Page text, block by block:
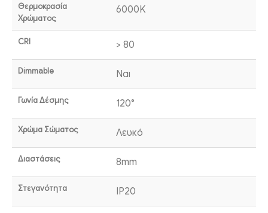
Θερμοκρασία
Χρώματος
6000K
CRI > 80
Dimmable Ναι
Γωνία Δέσμης 120°
Χρώμα Σώματος Λευκό
Διαστάσεις 8mm
Στεγανότητα IP20